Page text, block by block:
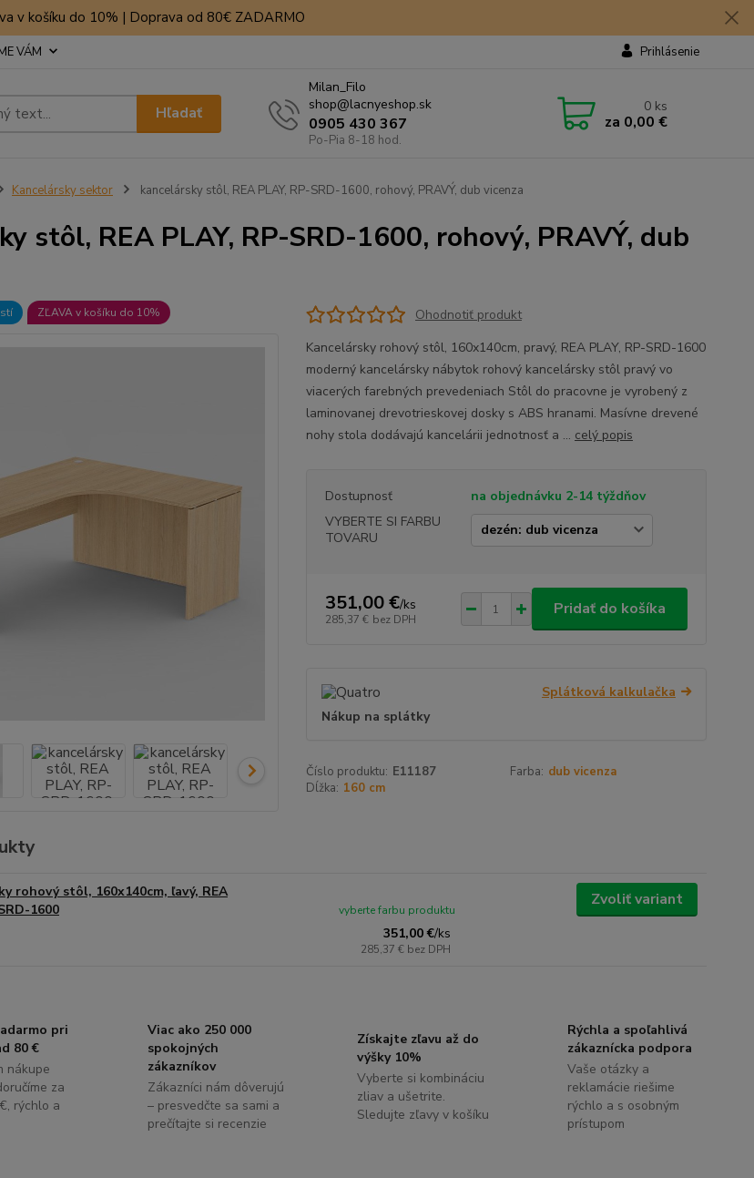
v košíku do 10% | Doprava od 80€ ZADARMO
VÁM Prihlásenie
Hľadať
Milan_Filo
shop@lacnyeshop.sk
0905 430 367
Po-Pia 8-18 hod.
0 ks
za 0,00 €
Kancelársky sektor kancelársky stôl, REA PLAY, RP-SRD-1600, rohový, PRAVÝ, dub vicenza
stôl, REA PLAY, RP-SRD-1600, rohový, PRAVÝ, dub
ZĽAVA v košíku do 10%
Ohodnotiť produkt
Kancelársky rohový stôl, 160x140cm, pravý, REA PLAY, RP-SRD-1600
moderný kancelársky nábytok rohový kancelársky stôl pravý vo
viacerých farebných prevedeniach Stôl do pracovne je vyrobený z
laminovanej drevotrieskovej dosky s ABS hranami. Masívne drevené
nohy stola dodávajú kancelárii jednotnosť a ... celý popis
Dostupnosť
na objednávku 2-14 týždňov
VYBERTE SI FARBU
TOVARU
351,00 €/ks
285,37 € bez DPH
Pridať do košíka
Splátková kalkulačka
Nákup na splátky
Číslo produktu: E11187 Farba: dub vicenza
Dĺžka: 160 cm
rohový stôl, 160x140cm, ľavý, REA
1600
351,00 €/ks
285,37 € bez DPH
vyberte farbu produktu
Zvoliť variant
pri
80 €
nákupe
za
rýchlo a
Viac ako 250 000
spokojných
zákazníkov
Zákazníci nám dôverujú
– presvedčte sa sami a
prečítajte si recenzie
Získajte zľavu až do
výšky 10%
Vyberte si kombináciu
zliav a ušetrite.
Sledujte zľavy v košíku
Rýchla a spoľahlivá
zákaznícka podpora
Vaše otázky a
reklamácie riešime
rýchlo a s osobným
prístupom